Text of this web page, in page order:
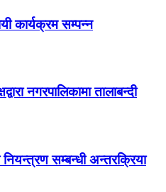
कार्यक्रम सम्पन्न
नगरपालिकामा तालाबन्दी
सम्बन्धी अन्तरक्रिया